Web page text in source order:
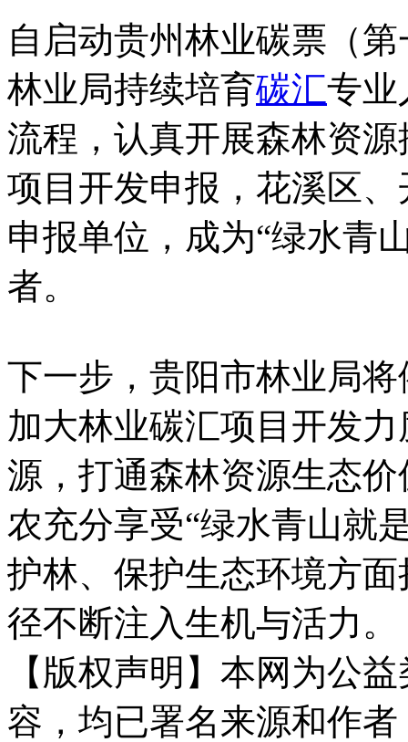
自启动贵州林业碳票（
林业局持续培育碳汇专业
流程，认真开展森林资
项目开发申报，花溪区
申报单位，成为“绿水青
者。
下一步，贵阳市林业局
加大林业碳汇项目开发
源，打通森林资源生态
农充分享受“绿水青山就
护林、保护生态环境方
径不断注入生机与活力。
【版权声明】本网为公
容，均已署名来源和作